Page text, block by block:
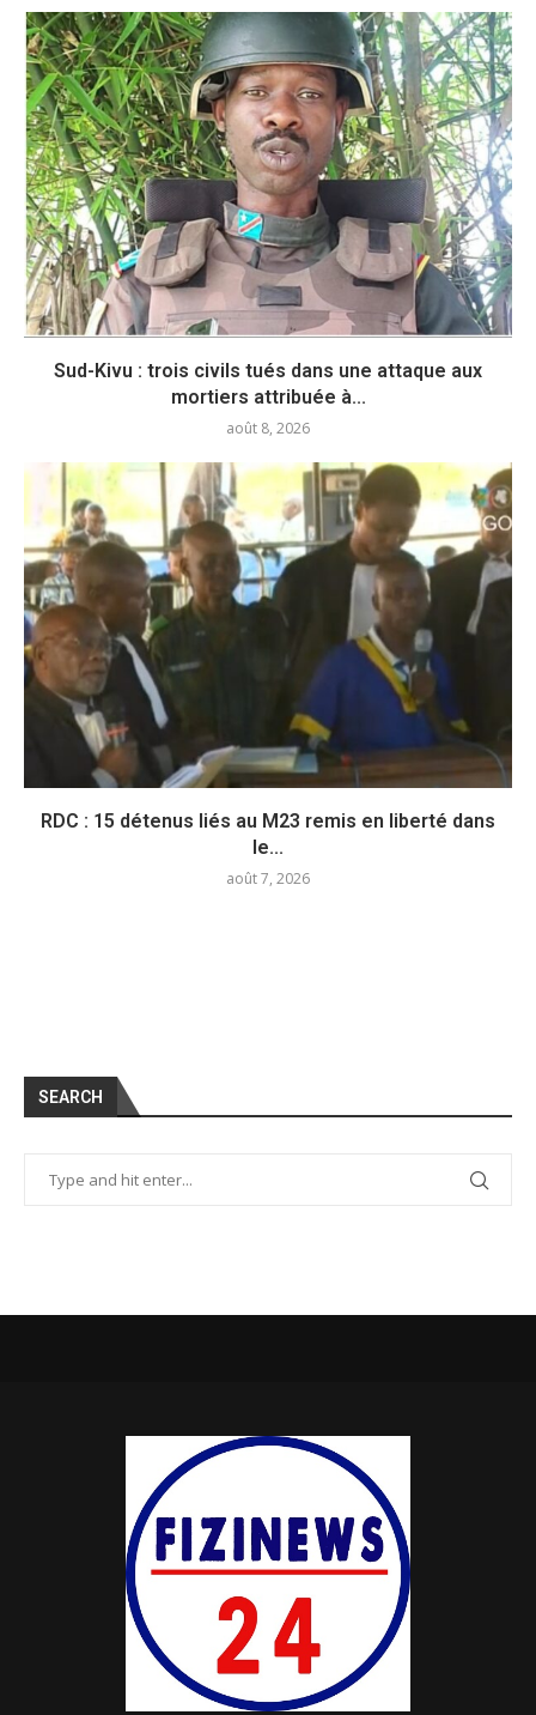
Sud-Kivu : trois civils tués dans une attaque aux
mortiers attribuée à...
août 8, 2026
RDC : 15 détenus liés au M23 remis en liberté dans
le...
août 7, 2026
SEARCH